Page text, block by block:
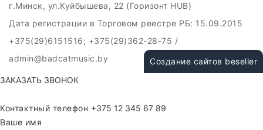
г.Минск, ул.Куйбышева, 22 (Горизонт HUB)
Дата регистрации в Торговом реестре РБ: 15.09.2015
+375(29)6151516; +375(29)362-28-75 /
admin@badcatmusic.by
Создание сайтов beseller
ЗАКАЗАТЬ ЗВОНОК
Контактный телефон
Ваше имя